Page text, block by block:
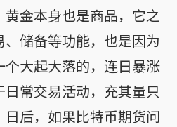
金本身也是商品，它之
储备等功能，也是因为
大起大落的，连日暴涨
常交易活动，充其量只
后，如果比特币期货问